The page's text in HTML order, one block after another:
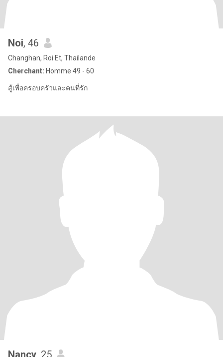
Noi, 46
Changhan, Roi Et, Thailande
Cherchant: Homme 49 - 60
สู้เพื่อครอบครัวและคนที่รัก
Nancy, 25